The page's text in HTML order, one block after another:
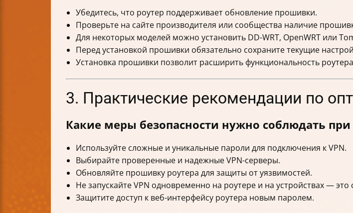
Убедитесь, что роутер поддерживает обновление прошивки.
Проверьте на сайте производителя или сообщества наличие
Для некоторых моделей можно установить DD-WRT, OpenWRT или
Перед установкой прошивки обязательно сохраните текущие
Установка прошивки позволит расширить функциональность
3. Практические рекомендации по
Какие меры безопасности нужно соблюдать при
Используйте сложные и уникальные пароли для подключения к VPN.
Выбирайте проверенные и надежные VPN-серверы.
Обновляйте прошивку роутера для защиты от уязвимостей.
Не запускайте VPN одновременно на роутере и на устройствах —
Защитите доступ к веб-интерфейсу роутера новым паролем.